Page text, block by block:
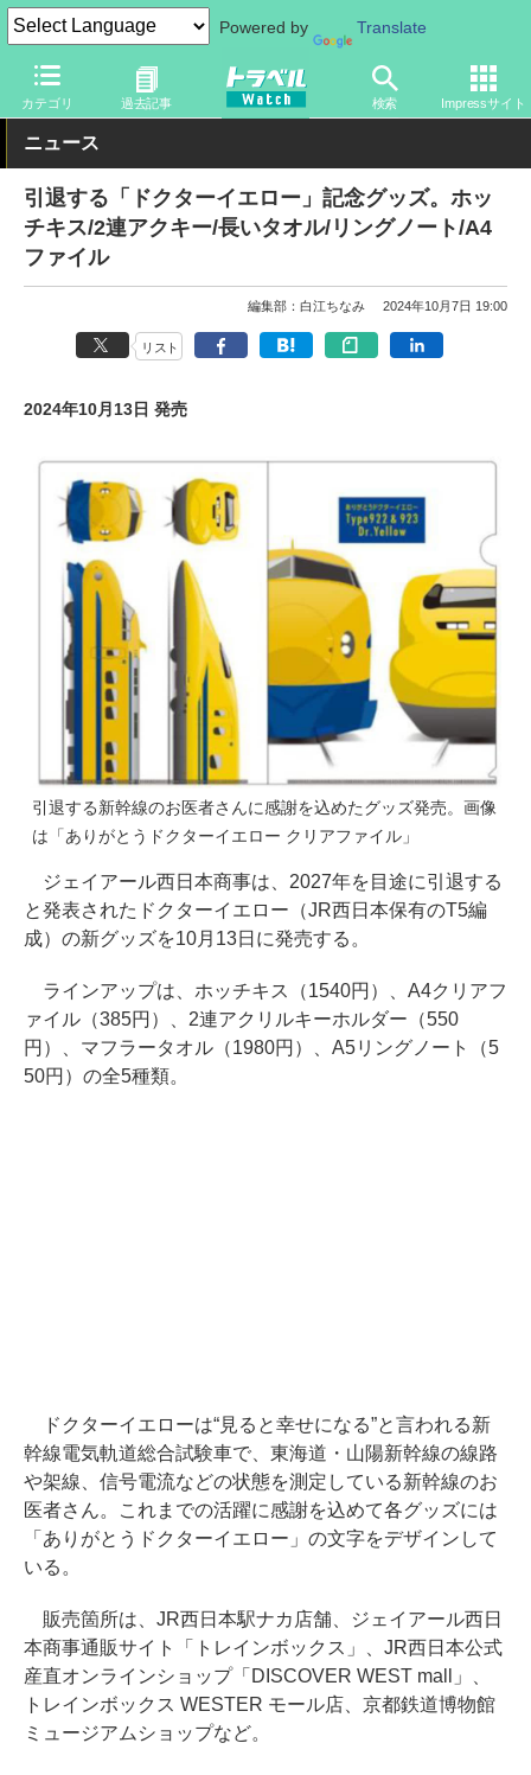
Powered by Translate
カテゴリ 過去記事 検索 Impressサイト
トラベル Watch 企業・政府・官庁 鉄道 JR
ニュース
引退する「ドクターイエロー」記念グッズ。ホッ
チキス/2連アクキー/長いタオル/リングノート/A4
ファイル
編集部：白江ちなみ 2024年10月7日 19:00
リスト
2024年10月13日 発売
引退する新幹線のお医者さんに感謝を込めたグッズ発売。画像
は「ありがとうドクターイエロー クリアファイル」
ジェイアール西日本商事は、2027年を目途に引退する
と発表されたドクターイエロー（JR西日本保有のT5編
成）の新グッズを10月13日に発売する。
ラインアップは、ホッチキス（1540円）、A4クリアフ
ァイル（385円）、2連アクリルキーホルダー（550
円）、マフラータオル（1980円）、A5リングノート（5
50円）の全5種類。
ドクターイエローは“見ると幸せになる”と言われる新
幹線電気軌道総合試験車で、東海道・山陽新幹線の線路
や架線、信号電流などの状態を測定している新幹線のお
医者さん。これまでの活躍に感謝を込めて各グッズには
「ありがとうドクターイエロー」の文字をデザインして
いる。
販売箇所は、JR西日本駅ナカ店舗、ジェイアール西日
本商事通販サイト「トレインボックス」、JR西日本公式
産直オンラインショップ「DISCOVER WEST mall」、
トレインボックス WESTER モール店、京都鉄道博物館
ミュージアムショップなど。